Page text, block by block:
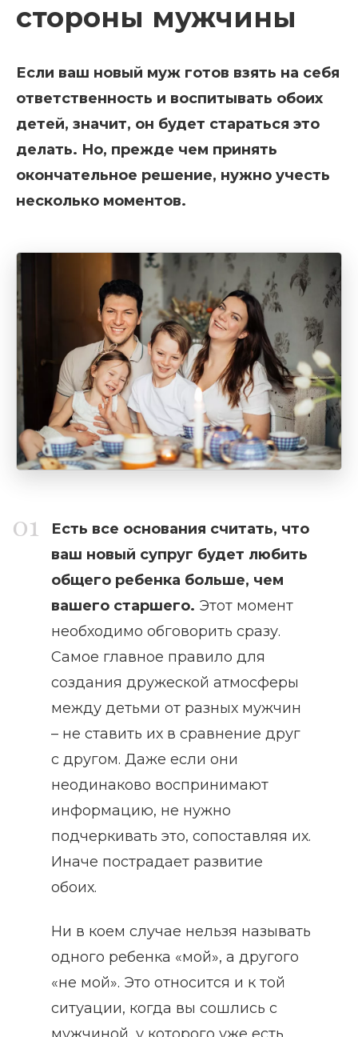
стороны мужчины
Если ваш новый муж готов взять на себя
ответственность и воспитывать обоих
детей, значит, он будет стараться это
делать. Но, прежде чем принять
окончательное решение, нужно учесть
несколько моментов.
Есть все основания считать, что
ваш новый супруг будет любить
общего ребенка больше, чем
вашего старшего. Этот момент
необходимо обговорить сразу.
Самое главное правило для
создания дружеской атмосферы
между детьми от разных мужчин
– не ставить их в сравнение друг
с другом. Даже если они
неодинаково воспринимают
информацию, не нужно
подчеркивать это, сопоставляя их.
Иначе пострадает развитие
обоих.
Ни в коем случае нельзя называть
одного ребенка «мой», а другого
«не мой». Это относится и к той
ситуации, когда вы сошлись с